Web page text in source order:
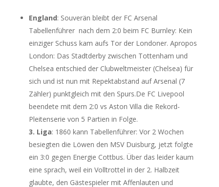
England: Souverän bleibt der FC Arsenal
Tabellenführer nach dem 2:0 beim FC Burnley: Kein
einziger Schuss kam aufs Tor der Londoner. Apropos
London: Das Stadtderby zwischen Tottenham und
Chelsea entschied der Clubweltmeister (Chelsea) für
sich und ist nun mit Repektabstand auf Arsenal (7
Zähler) punktgleich mit den Spurs.De FC Livepool
beendete mit dem 2:0 vs Aston Villa die Rekord-
Pleitenserie von 5 Partien in Folge.
3. Liga: 1860 kann Tabellenführer: Vor 2 Wochen
besiegten die Löwen den MSV Duisburg, jetzt folgte
ein 3:0 gegen Energie Cottbus. Über das leider kaum
eine sprach, weil ein Volltrottel in der 2. Halbzeit
glaubte, den Gästespieler mit Affenlauten und